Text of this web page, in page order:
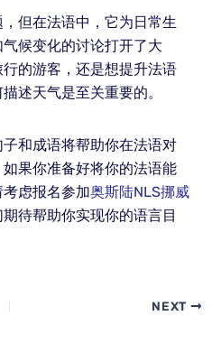
但在法语中，它为日常生
候变化的讨论打开了大
的游客，还是想提升法语
述天气是至关重要的。
和成语将帮助你在法语对
果你准备好将你的法语能
虑报名参加奥斯陆NLS挪威
待帮助你实现你的语言目
NEXT